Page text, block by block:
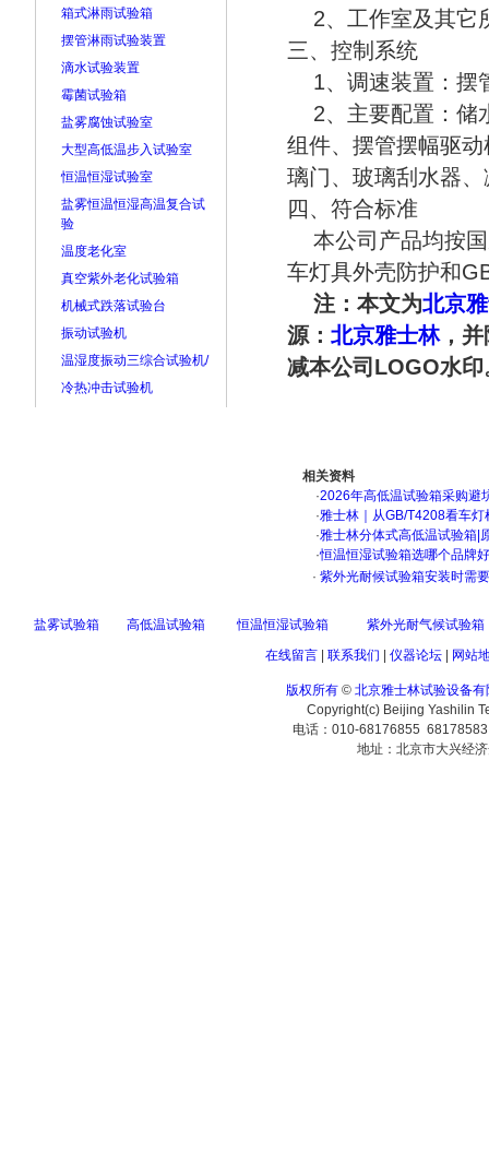
箱式淋雨试验箱
摆管淋雨试验装置
滴水试验装置
霉菌试验箱
盐雾腐蚀试验室
大型高低温步入试验室
恒温恒湿试验室
盐雾恒温恒湿高温复合试
验
温度老化室
真空紫外老化试验箱
机械式跌落试验台
振动试验机
温湿度振动三综合试验机/
冷热冲击试验机
2、工作室及其它
三、控制系统
1、调速装置：摆
2、主要配置：储
组件、摆管摆幅驱
璃门、玻璃刮水器
四、符合标准
本公司产品均按国
车灯具外壳防护和
注：本文为北京
源： 北京雅士林，并
减本公司LOGO水印
相关资料
·2026年高低温试验箱采购
·雅士林｜从GB/T4208看车
·雅士林分体式高低温试验箱|
·恒温恒湿试验箱选哪个品牌
· 紫外光耐候试验箱安装时需
盐雾试验箱 高低温试验箱 恒温恒湿试验箱
紫外光耐气候试验箱
在线留言| 联系我们 仪器论坛| 网站
版权所有 © 北京雅士林试验设备有
Copyright(c) Beijing Yashilin
电话：010-68176855
地址：北京市大兴经